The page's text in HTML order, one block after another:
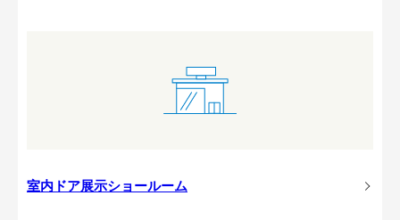
室内ドア展示ショールーム